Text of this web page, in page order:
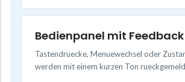
Bedienpanel mit Feedback
Tastendruecke, Menuewechsel oder
werden mit einem kurzen Ton